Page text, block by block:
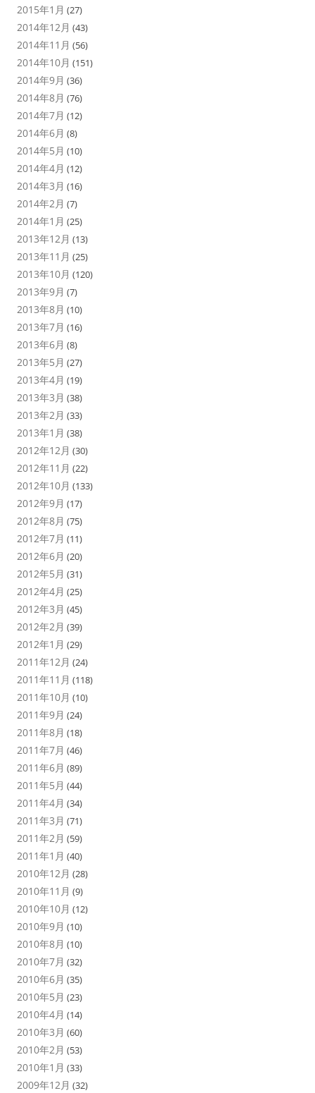
2015年1月 (27)
2014年12月 (43)
2014年11月 (56)
2014年10月 (151)
2014年9月 (36)
2014年8月 (76)
2014年7月 (12)
2014年6月 (8)
2014年5月 (10)
2014年4月 (12)
2014年3月 (16)
2014年2月 (7)
2014年1月 (25)
2013年12月 (13)
2013年11月 (25)
2013年10月 (120)
2013年9月 (7)
2013年8月 (10)
2013年7月 (16)
2013年6月 (8)
2013年5月 (27)
2013年4月 (19)
2013年3月 (38)
2013年2月 (33)
2013年1月 (38)
2012年12月 (30)
2012年11月 (22)
2012年10月 (133)
2012年9月 (17)
2012年8月 (75)
2012年7月 (11)
2012年6月 (20)
2012年5月 (31)
2012年4月 (25)
2012年3月 (45)
2012年2月 (39)
2012年1月 (29)
2011年12月 (24)
2011年11月 (118)
2011年10月 (10)
2011年9月 (24)
2011年8月 (18)
2011年7月 (46)
2011年6月 (89)
2011年5月 (44)
2011年4月 (34)
2011年3月 (71)
2011年2月 (59)
2011年1月 (40)
2010年12月 (28)
2010年11月 (9)
2010年10月 (12)
2010年9月 (10)
2010年8月 (10)
2010年7月 (32)
2010年6月 (35)
2010年5月 (23)
2010年4月 (14)
2010年3月 (60)
2010年2月 (53)
2010年1月 (33)
2009年12月 (32)